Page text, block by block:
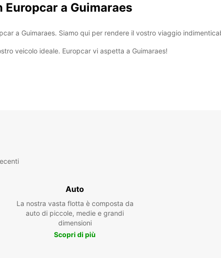
a Guimaraes
a Guimaraes. Siamo qui per rendere il vostro viaggio
veicolo ideale. Europcar vi aspetta a Guimaraes!
Auto
La nostra vasta flotta è composta da
auto di piccole, medie e grandi
dimensioni
Scopri di più